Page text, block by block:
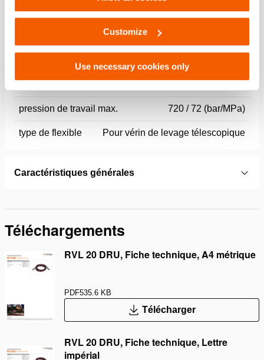
Customize
Use necessary cookies only
Numéro d'article 100.570.300
pression de travail max. 720 / 72 (bar/MPa)
type de flexible Pour vérin de levage télescopique
Caractéristiques générales
Téléchargements
RVL 20 DRU, Fiche technique, A4 métrique
PDF535.6 KB
Télécharger
RVL 20 DRU, Fiche technique, Lettre
impérial